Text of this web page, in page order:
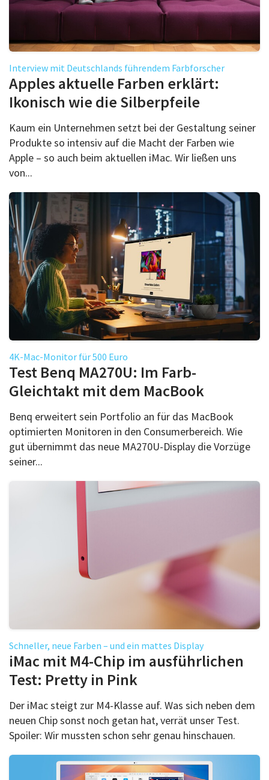
Interview mit Deutschlands führendem Farbforscher
Apples aktuelle Farben erklärt:
Ikonisch wie die Silberpfeile
Kaum ein Unternehmen setzt bei der Gestaltung seiner
Produkte so intensiv auf die Macht der Farben wie
Apple – so auch beim aktuellen iMac. Wir ließen uns
von...
4K-Mac-Monitor für 500 Euro
Test Benq MA270U: Im Farb-
Gleichtakt mit dem MacBook
Benq erweitert sein Portfolio an für das MacBook
optimierten Monitoren in den Consumerbereich. Wie
gut übernimmt das neue MA270U-Display die Vorzüge
seiner...
Schneller, neue Farben – und ein mattes Display
iMac mit M4-Chip im ausführlichen
Test: Pretty in Pink
Der iMac steigt zur M4-Klasse auf. Was sich neben dem
neuen Chip sonst noch getan hat, verrät unser Test.
Spoiler: Wir mussten schon sehr genau hinschauen.